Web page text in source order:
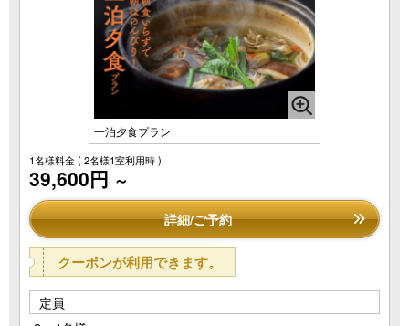
一泊夕食プラン
1名様料金( 2名様1室利用時 )
39,600円 ～
詳細/ご予約
クーポンが利用できます。
定員